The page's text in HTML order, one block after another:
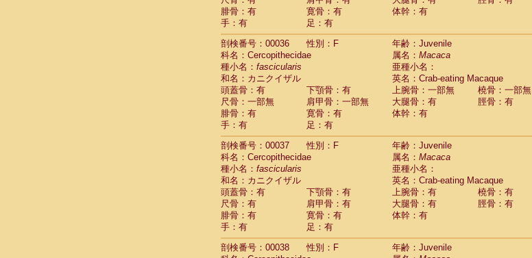
CercopithecidaeMandrillus leucophaeus
CercopithecidaeMandrillus sphinx
CercopithecidaeTheropithecus gelada(0)
CercopithecidaeMacaca arctoides(3)
Cercopithecidae Macaca assamensis
Cercopithecidae Macaca brunnescens(0)
CercopithecidaeMacaca cyclopis (17)
CercopithecidaeMacaca fascicularis (312)
CercopithecidaeMacaca fuscaca fuscata
CercopithecidaeMacaca fuscata yakui
CercopithecidaeMacaca fuscatahybrid(1)
CercopithecidaeMacaca maura(3)
Cercopithecidae Macaca mulatta(55)
Cercopithecidae Macaca nemestrina(3)
Cercopithecidae Macaca nigra(0)
CercopithecidaeMacaca radiata(27)
CercopithecidaeMacaca silenus(0)
CercopithecidaeMacaca sinica (1)
CercopithecidaeMacaca sylvanus
CercopithecidaeMacaca thibetana (0)
腓骨：有
寛骨：有
体幹：有
手：有
足：有
剖検番号：00036
性別：F
年齢：Juvenile
科名：Cercopithecidae
属名： Macaca
種小名： fascicularis
亜種小名：
和名：カニクイザル
英名：Crab-eating Macaque
頭蓋骨：有
下顎骨：有 上腕骨：一部無
橈骨：一部無
尺骨：一部無
肩甲骨：一部無 大腿骨：有
脛骨：有
腓骨：有
寛骨：有
体幹：有
手：有
足：有
剖検番号：00037
性別：F
年齢：Juvenile
科名：Cercopithecidae
属名： Macaca
種小名： fascicularis
亜種小名：
和名：カニクイザル
英名：Crab-eating Macaque
頭蓋骨：有
下顎骨：有 上腕骨：有
橈骨：有
尺骨：有
肩甲骨：有 大腿骨：有
脛骨：有
腓骨：有
寛骨：有
体幹：有
手：有
足：有
剖検番号：00038
性別：F
年齢：Juvenile